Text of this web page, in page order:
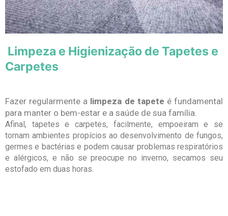
Limpeza e Higienização de Tapetes e
Carpetes
Fazer regularmente a limpeza de tapete é fundamental
para manter o bem-estar e a saúde de sua família.
Afinal, tapetes e carpetes, facilmente, empoeiram e se
tornam ambientes propícios ao desenvolvimento de fungos,
germes e bactérias e podem causar problemas respiratórios
e alérgicos, e não se preocupe no inverno, secamos seu
estofado em duas horas.